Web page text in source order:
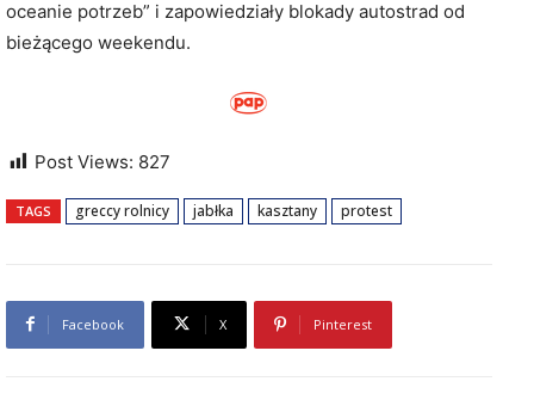
oceanie potrzeb” i zapowiedziały blokady autostrad od
bieżącego weekendu.
Post Views: 827
TAGS greccy rolnicy jabłka kasztany protest
Facebook X Pinterest